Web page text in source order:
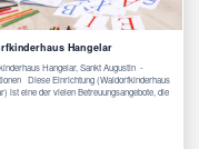
Hangelar
Hangelar, Sankt Augustin -
Diese Einrichtung (Waldorfkinderhaus
ist eine der vielen Betreuungsangebote, die